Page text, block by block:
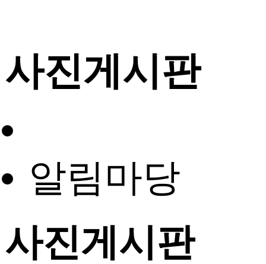
사진게시판
알림마당
사진게시판